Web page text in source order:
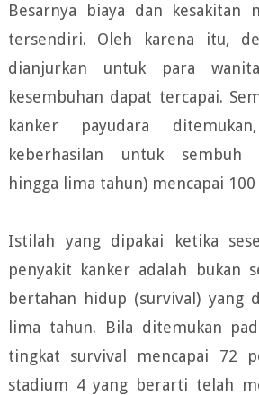
Besarnya biaya dan kesakitan
tersendiri. Oleh karena itu,
dianjurkan untuk para
kesembuhan dapat tercapai.
kanker payudara
keberhasilan untuk sembuh
hingga lima tahun) mencapai
Istilah yang dipakai ketika
penyakit kanker adalah bukan
bertahan hidup (survival) yang
lima tahun. Bila ditemukan
tingkat survival mencapai 72
stadium 4 yang berarti telah